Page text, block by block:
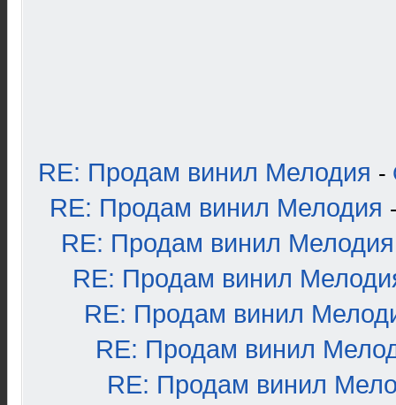
RE: Продам винил Мелодия -
RE: Продам винил Мелодия
RE: Продам винил Мелодия
RE: Продам винил
RE: Продам винил
RE: Продам винил
RE: Продам винил